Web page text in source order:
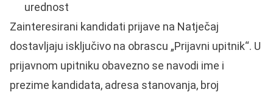
urednost
Zainteresirani kandidati prijave na Natječaj
dostavljaju isključivo na obrascu „Prijavni upitnik“. U
prijavnom upitniku obavezno se navodi ime i
prezime kandidata, adresa stanovanja, broj